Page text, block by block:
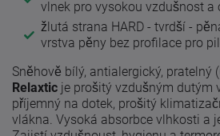
vlnek pro vysokou vzdušnost a
žlutá strana HARD - tvrdší -
vrstva pěny bez profilace pro
Sněhově bílý, antialergický, pratelný
Relaxtic je prošitý vzdušným dutým
příjemný na dotek, prošitý
vlákna. Vysoká absorbce vlhkosti a